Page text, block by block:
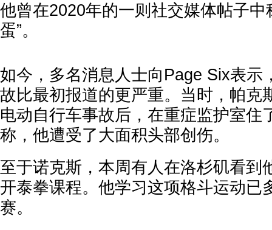
他曾在2020年的一则社交媒体帖子中
蛋”。
如今，多名消息人士向Page Six表示
故比最初报道的更严重。当时，帕克
电动自行车事故后，在重症监护室住
称，他遭受了大面积头部创伤。
至于诺克斯，本周有人在洛杉矶看到
开泰拳课程。他学习这项格斗运动已
赛。